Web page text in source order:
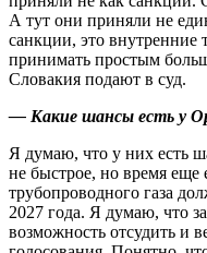
А тут они приняли не
санкции, это
принимать простым
Словакия подают в суд.
— Какие шансы есть у
Я думаю, что у них есть
не быстрое, но время еще
трубопроводного газа
2027 года. Я думаю, что
возможность отсудить и